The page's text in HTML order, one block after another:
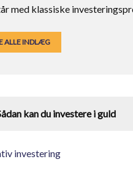
med klassiske
ALLE INDLÆG
kan du investere i guld
investering